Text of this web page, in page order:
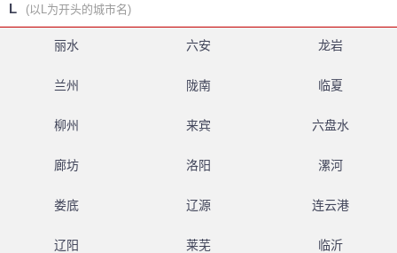
L (以L为开头的城市名)
丽水 六安 龙岩
兰州 陇南 临夏
柳州 来宾 六盘水
廊坊 洛阳 漯河
娄底 辽源 连云港
辽阳 莱芜 临沂